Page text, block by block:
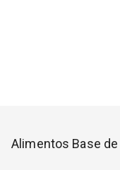
Alimentos Base